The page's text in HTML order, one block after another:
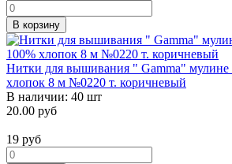
В корзину
Нитки для вышивания " Gamma" мулине
хлопок 8 м №0220 т. коричневый
В наличии: 40 шт
20.00 руб
19 руб